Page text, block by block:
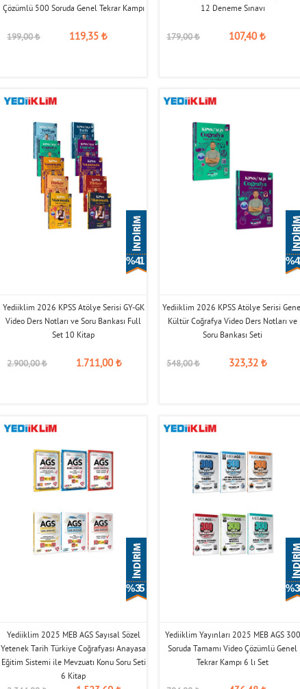
Çözümlü 500 Soruda Genel Tekrar Kampı
199,00₺ 119,35 ₺
12 Deneme Sınavı
179,00₺ 107,40₺
% 41
Yediiklim 2026 KPSS Atölye Serisi GY-GK
Video Ders Notları ve Soru Bankası Full
Set 10 Kitap
2.900,00₺ 1.711,00₺
%
Yediiklim 2026 KPSS Atölye Serisi
Kültür Coğrafya Video Ders Notları ve
Soru Bankası Seti
548,00₺ 323,32₺
% 35
Yediiklim 2025 MEB AGS Sayısal Sözel
Yetenek Tarih Türkiye Coğrafyası Anayasa
Eğitim Sistemi ile Mevzuatı Konu Soru Seti
6 Kitap
%
Yediiklim Yayınları 2025 MEB AGS 300
Soruda Tamamı Video Çözümlü Genel
Tekrar Kampı 6 lı Set